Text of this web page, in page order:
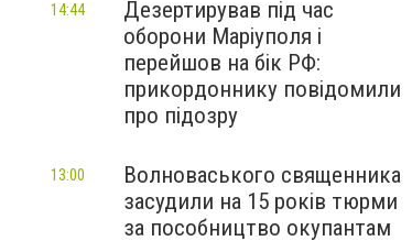
Дезертирував під час
оборони Маріуполя і
перейшов на бік РФ:
прикордоннику повідомили
про підозру
14:44
Волноваського священника
засудили на 15 років тюрми
за пособництво окупантам
13:00